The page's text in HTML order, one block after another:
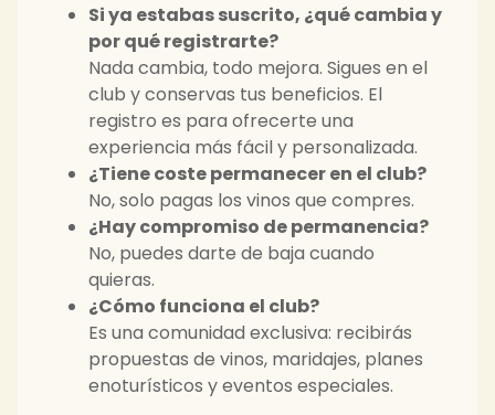
Si ya estabas suscrito, ¿qué cambia y
por qué registrarte?
Nada cambia, todo mejora. Sigues en el
club y conservas tus beneficios. El
registro es para ofrecerte una
experiencia más fácil y personalizada.
¿Tiene coste permanecer en el club?
No, solo pagas los vinos que compres.
¿Hay compromiso de permanencia?
No, puedes darte de baja cuando
quieras.
¿Cómo funciona el club?
Es una comunidad exclusiva: recibirás
propuestas de vinos, maridajes, planes
enoturísticos y eventos especiales.